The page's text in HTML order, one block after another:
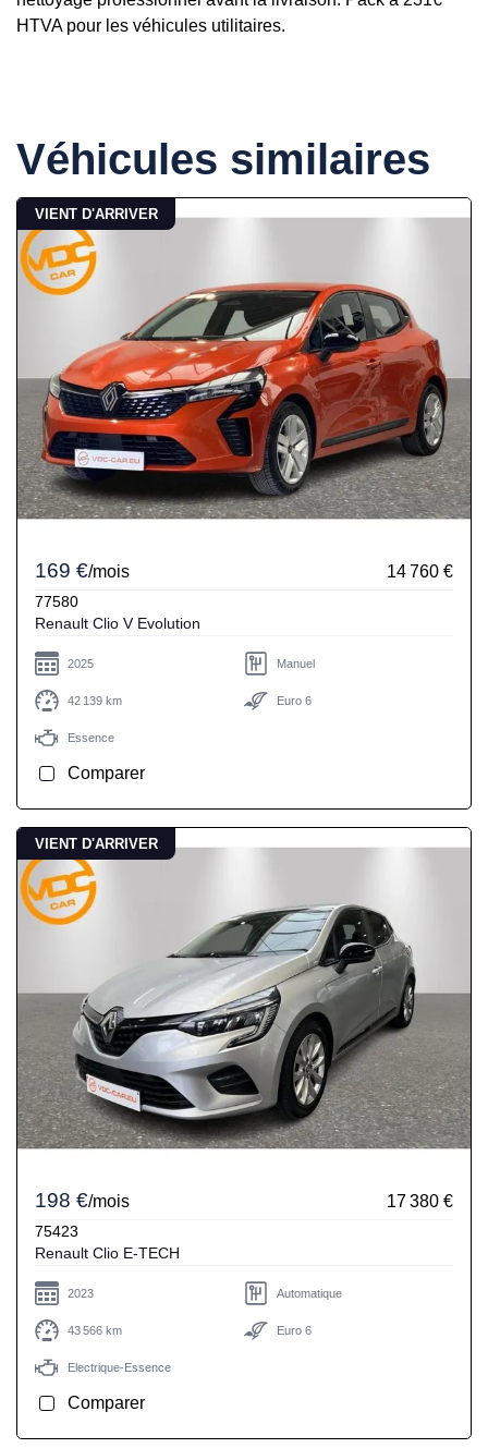
HTVA pour les véhicules utilitaires.
Véhicules similaires
VIENT D'ARRIVER
169 €/mois 14 760 €
77580
Renault Clio V Evolution
2025 Manuel
42 139 km Euro 6
Essence
Comparer
VIENT D'ARRIVER
198 €/mois 17 380 €
75423
Renault Clio E-TECH
2023 Automatique
43 566 km Euro 6
Electrique-Essence
Comparer